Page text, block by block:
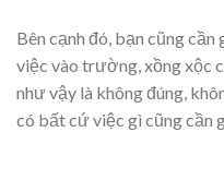
Bên cạnh đó, bạn cũng
việc vào trường, xồng xộc
như vậy là không đúng,
có bất cứ việc gì cũng cần